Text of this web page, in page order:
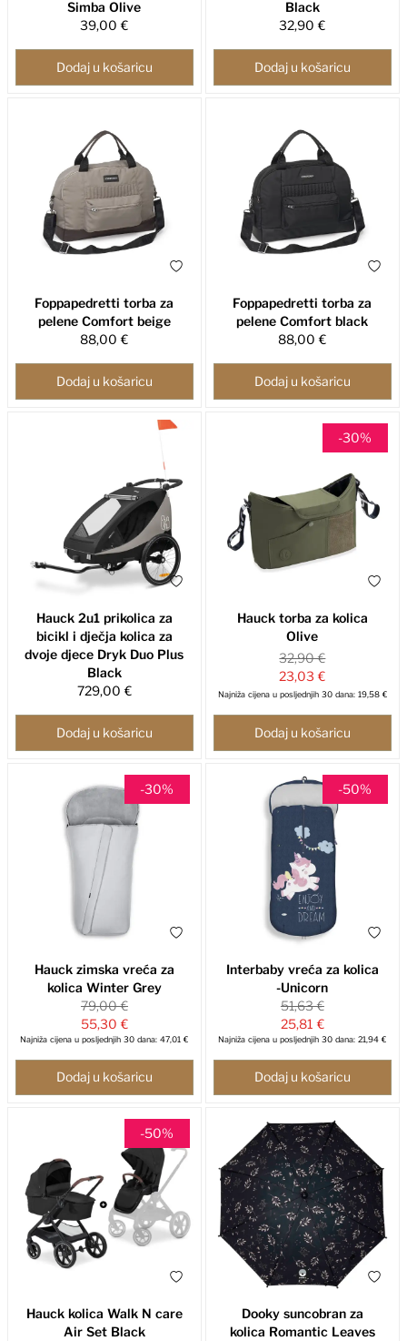
Simba Olive
39,00 €
Dodaj u košaricu
Black
32,90 €
Dodaj u košaricu
Foppapedretti torba za
pelene Comfort beige
88,00 €
Dodaj u košaricu
Foppapedretti torba za
pelene Comfort black
88,00 €
Dodaj u košaricu
Hauck 2u1 prikolica za
bicikl i dječja kolica za
dvoje djece Dryk Duo Plus
Black
729,00 €
Dodaj u košaricu
-30%
Hauck torba za kolica
Olive
32,90 €
23,03 €
Najniža cijena u posljednjih 30 dana: 19,58 €
Dodaj u košaricu
-30%
Hauck zimska vreća za
kolica Winter Grey
79,00 €
55,30 €
Najniža cijena u posljednjih 30 dana: 47,01 €
Dodaj u košaricu
-50%
Interbaby vreća za kolica
-Unicorn
51,63 €
25,81 €
Najniža cijena u posljednjih 30 dana: 21,94 €
Dodaj u košaricu
-50%
Hauck kolica Walk N care
Air Set Black
Dooky suncobran za
kolica Romantic Leaves